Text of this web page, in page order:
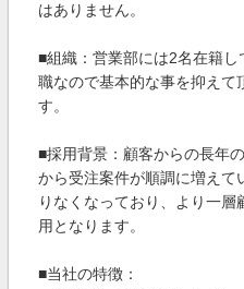
はありません。
■組織：営業部には2名在籍
職なので基本的な事を抑えて
す。
■採用背景：顧客からの長年
から受注案件が順調に増えて
りなくなっており、より一
用となります。
■当社の特徴：